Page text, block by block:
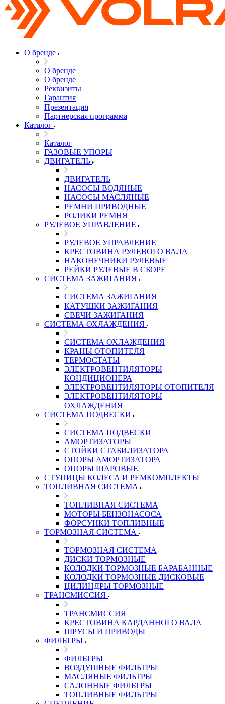
О бренде
О бренде
О бренде
Реквизиты
Гарантия
Презентация
Партнерская программа
Каталог
Каталог
ГАЗОВЫЕ УПОРЫ
ДВИГАТЕЛЬ
ДВИГАТЕЛЬ
НАСОСЫ ВОДЯНЫЕ
НАСОСЫ МАСЛЯНЫЕ
РЕМНИ ПРИВОДНЫЕ
РОЛИКИ РЕМНЯ
РУЛЕВОЕ УПРАВЛЕНИЕ
РУЛЕВОЕ УПРАВЛЕНИЕ
КРЕСТОВИНА РУЛЕВОГО ВАЛА
НАКОНЕЧНИКИ РУЛЕВЫЕ
РЕЙКИ РУЛЕВЫЕ В СБОРЕ
СИСТЕМА ЗАЖИГАНИЯ
СИСТЕМА ЗАЖИГАНИЯ
КАТУШКИ ЗАЖИГАНИЯ
СВЕЧИ ЗАЖИГАНИЯ
СИСТЕМА ОХЛАЖДЕНИЯ
СИСТЕМА ОХЛАЖДЕНИЯ
КРАНЫ ОТОПИТЕЛЯ
ТЕРМОСТАТЫ
ЭЛЕКТРОВЕНТИЛЯТОРЫ
КОНДИЦИОНЕРА
ЭЛЕКТРОВЕНТИЛЯТОРЫ ОТОПИТЕЛЯ
ЭЛЕКТРОВЕНТИЛЯТОРЫ
ОХЛАЖДЕНИЯ
СИСТЕМА ПОДВЕСКИ
СИСТЕМА ПОДВЕСКИ
АМОРТИЗАТОРЫ
СТОЙКИ СТАБИЛИЗАТОРА
ОПОРЫ АМОРТИЗАТОРА
ОПОРЫ ШАРОВЫЕ
СТУПИЦЫ КОЛЕСА И РЕМКОМПЛЕКТЫ
ТОПЛИВНАЯ СИСТЕМА
ТОПЛИВНАЯ СИСТЕМА
МОТОРЫ БЕНЗОНАСОСА
ФОРСУНКИ ТОПЛИВНЫЕ
ТОРМОЗНАЯ СИСТЕМА
ТОРМОЗНАЯ СИСТЕМА
ДИСКИ ТОРМОЗНЫЕ
КОЛОДКИ ТОРМОЗНЫЕ БАРАБАННЫЕ
КОЛОДКИ ТОРМОЗНЫЕ ДИСКОВЫЕ
ЦИЛИНДРЫ ТОРМОЗНЫЕ
ТРАНСМИССИЯ
ТРАНСМИССИЯ
КРЕСТОВИНА КАРДАННОГО ВАЛА
ШРУСЫ И ПРИВОДЫ
ФИЛЬТРЫ
ФИЛЬТРЫ
ВОЗДУШНЫЕ ФИЛЬТРЫ
МАСЛЯНЫЕ ФИЛЬТРЫ
САЛОННЫЕ ФИЛЬТРЫ
ТОПЛИВНЫЕ ФИЛЬТРЫ